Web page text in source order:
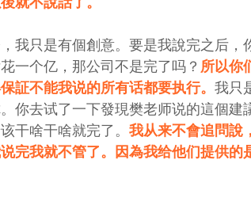
我只是有個創意。要是我說完之后，
一个亿，那公司不是完了吗？所以你
証不能我说的所有话都要执行。 我只
你去试了一下發現樊老师说的這個建
干啥干啥就完了。 我从来不會追問說
完我就不管了。因為我给他们提供的